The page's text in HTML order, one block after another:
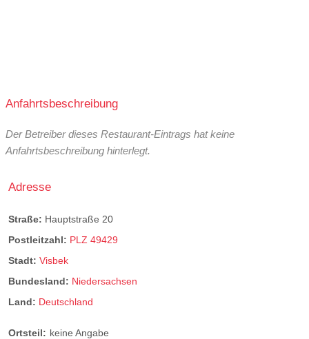
Anfahrtsbeschreibung
Der Betreiber dieses Restaurant-Eintrags hat keine
Anfahrtsbeschreibung hinterlegt.
Adresse
Straße: Hauptstraße 20
Postleitzahl: PLZ 49429
Stadt: Visbek
Bundesland: Niedersachsen
Land: Deutschland
Ortsteil: keine Angabe